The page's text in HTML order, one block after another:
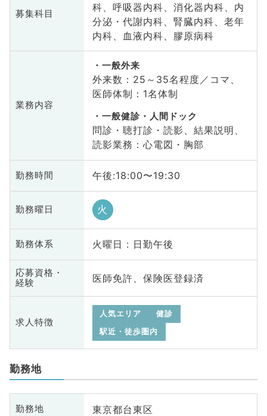
募集科目
科、呼吸器内科、消化器内科、内
分泌・代謝内科、腎臓内科、老年
内科、血液内科、膠原病科
業務内容
一般外来
外来数：25～35名程度／コマ、
医師体制：1名体制
一般健診・人間ドック
問診・聴打診・読影、結果説明、
読影業務：心電図・胸部
勤務時間 午後:18:00〜19:30
勤務曜日 火
勤務体系 火曜日 : 日勤午後
応募資格・
経験
医師免許、保険医登録済
求人特徴
人気エリア
健診
駅近・徒歩圏内
勤務地
勤務地 東京都台東区